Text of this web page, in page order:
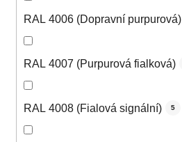
RAL 4006 (Dopravní purpurová)
RAL 4007 (Purpurová fialková)
RAL 4008 (Fialová signální) 5